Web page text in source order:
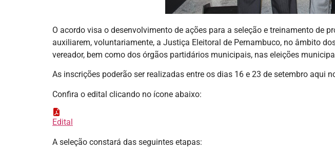
O acordo visa o desenvolvimento de ações para a seleção e treinamento de
auxiliarem, voluntariamente, a Justiça Eleitoral de Pernambuco, no âmbito
vereador, bem como dos órgãos partidários municipais, nas eleições
As inscrições poderão ser realizadas entre os dias 16 e 23 de setembro aqui
Confira o edital clicando no ícone abaixo:
Edital
A seleção constará das seguintes etapas: